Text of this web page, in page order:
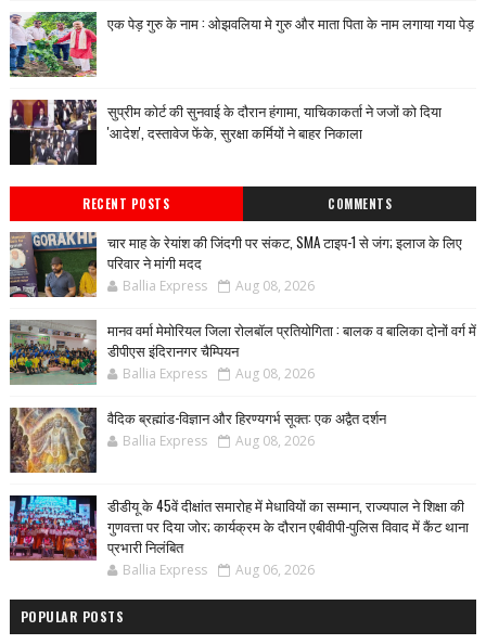
एक पेड़ गुरु के नाम : ओझवलिया मे गुरु और माता पिता के नाम लगाया गया पेड़
सुप्रीम कोर्ट की सुनवाई के दौरान हंगामा, याचिकाकर्ता ने जजों को दिया
'आदेश', दस्तावेज फेंके, सुरक्षा कर्मियों ने बाहर निकाला
RECENT POSTS COMMENTS
चार माह के रेयांश की जिंदगी पर संकट, SMA टाइप-1 से जंग; इलाज के लिए
परिवार ने मांगी मदद
Ballia Express Aug 08, 2026
मानव वर्मा मेमोरियल जिला रोलबॉल प्रतियोगिता : बालक व बालिका दोनों वर्ग में
डीपीएस इंदिरानगर चैम्पियन
Ballia Express Aug 08, 2026
वैदिक ब्रह्मांड-विज्ञान और हिरण्यगर्भ सूक्त: एक अद्वैत दर्शन
Ballia Express Aug 08, 2026
डीडीयू के 45वें दीक्षांत समारोह में मेधावियों का सम्मान, राज्यपाल ने शिक्षा की
गुणवत्ता पर दिया जोर; कार्यक्रम के दौरान एबीवीपी-पुलिस विवाद में कैंट थाना
प्रभारी निलंबित
Ballia Express Aug 06, 2026
POPULAR POSTS